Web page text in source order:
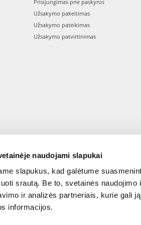
naudojami slapukai
slapukus, kad galėtume
srautą. Be to, svetainės
ir analizės partneriais, kurie gali
informacijos.
Prisijungimas prie paskyros
Užsakymo pakeitimas
Užsakymo pateikimas
Užsakymo patvirtinimas